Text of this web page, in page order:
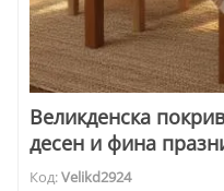
Великденска
десен и фина
Код:Velikd2924